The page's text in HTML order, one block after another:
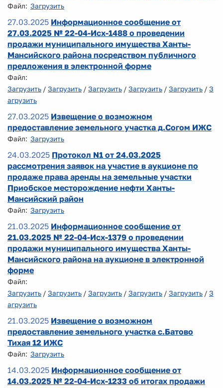
Файл: Загрузить
27.03.2025 Информационное сообщение от
27.03.2025 № 22-04-Исх-1488 о проведении
продажи муниципального имущества Ханты-
Мансийского района посредством публичного
предложения в электронной форме
Файл:
Загрузить / Загрузить / Загрузить / Загрузить / Загрузить / З
агрузить
27.03.2025 Извещение о возможном
предоставление земельного участка д.Согом ИЖС
Файл: Загрузить
24.03.2025 Протокол N1 от 24.03.2025
рассмотрения заявок на участие в аукционе по
продаже права аренды на земельные участки
Приобское месторождение нефти Ханты-
Мансийский район
Файл: Загрузить
21.03.2025 Информационное сообщение от
21.03.2025 № 22-04-Исх-1379 о проведении
продажи муниципального имущества Ханты-
Мансийского района на аукционе в электронной
форме
Файл:
Загрузить / Загрузить / Загрузить / Загрузить / Загрузить / З
агрузить
21.03.2025 Извещение о возможном
предоставление земельного участка с.Батово
Тихая 12 ИЖС
Файл: Загрузить
14.03.2025 Информационное сообщение от
14.03.2025 № 22-04-Исх-1233 об итогах продажи